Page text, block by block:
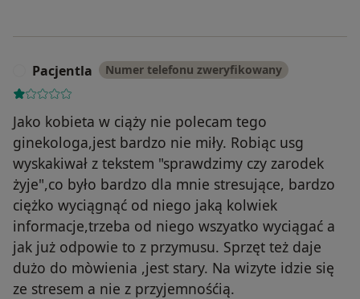
Pacjentla Numer telefonu zweryfikowany
Jako kobieta w ciąży nie polecam tego
ginekologa,jest bardzo nie miły. Robiąc usg
wyskakiwał z tekstem "sprawdzimy czy zarodek
żyje",co było bardzo dla mnie stresujące, bardzo
ciężko wyciągnąć od niego jaką kolwiek
informacje,trzeba od niego wszyatko wyciągać a
jak już odpowie to z przymusu. Sprzęt też daje
dużo do mòwienia ,jest stary. Na wizyte idzie się
ze stresem a nie z przyjemnośćią.